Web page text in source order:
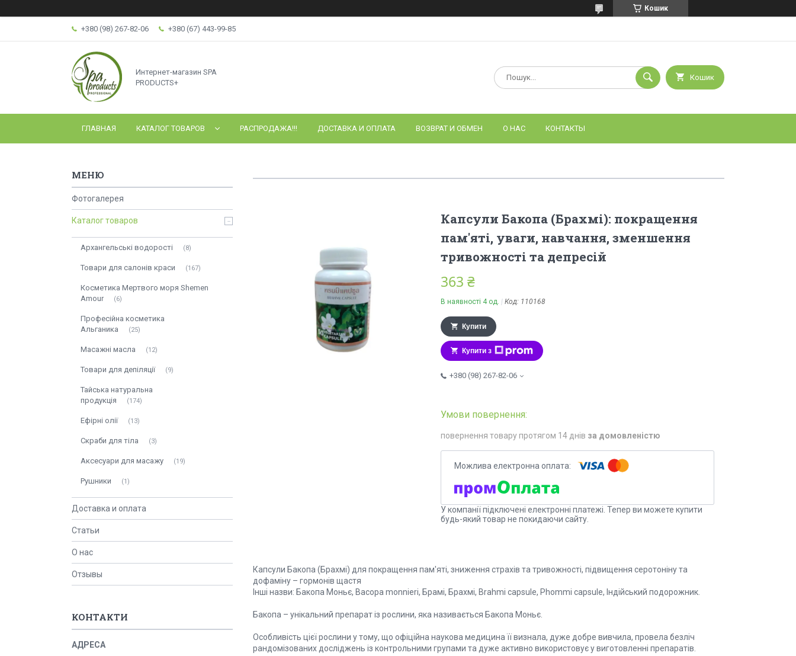
Кошик
+380 (98) 267-82-06 +380 (67) 443-99-85
Интернет-магазин SPA
PRODUCTS+
Кошик
ГЛАВНАЯ КАТАЛОГ ТОВАРОВ РАСПРОДАЖА!!! ДОСТАВКА И ОПЛАТА ВОЗВРАТ И ОБМЕН О НАС КОНТАКТЫ
Капсули Бакопа (Брахмі): покращення
пам'яті, уваги, навчання, зменшення
тривожності та депресій
363 ₴
В наявності 4 од. Код: 110168
Купити
Купити з
+380 (98) 267-82-06
повернення товару протягом 14 днів за домовленістю
У компанії підключені електронні платежі. Тепер ви можете купити
будь-який товар не покидаючи сайту.
Капсули Бакопа (Брахмі) для покращення пам'яті, зниження страхів та тривожності, підвищення серотоніну та
дофаміну – гормонів щастя
Інші назви: Бакопа Моньє, Bacopa monnieri, Брамі, Брахмі, Brahmi capsule, Phommi capsule, Індійський подорожник.
Бакопа – унікальний препарат із рослини, яка називається Бакопа Моньє.
Особливість цієї рослини у тому, що офіційна наукова медицина її визнала, дуже добре вивчила, провела безліч
рандомізованих досліджень із контрольними групами та дуже активно використовує у виготовленні препаратів.
Фотогалерея
Каталог товаров
Архангельські водорості 8
Товари для салонів краси 167
Косметика Мертвого моря Shemen
Amour
6
Професійна косметика
Альганика
25
Масажні масла 12
Товари для депіляції 9
Тайська натуральна
продукція
174
Ефірні олії 13
Скраби для тіла 3
Аксесуари для масажу 19
Рушники 1
Доставка и оплата
Статьи
О нас
Отзывы
КОНТАКТИ